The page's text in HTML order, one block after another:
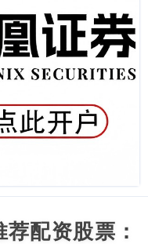
配资股票：